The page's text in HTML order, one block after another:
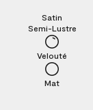
Mat
Velouté
Semi-Lustre
Satin